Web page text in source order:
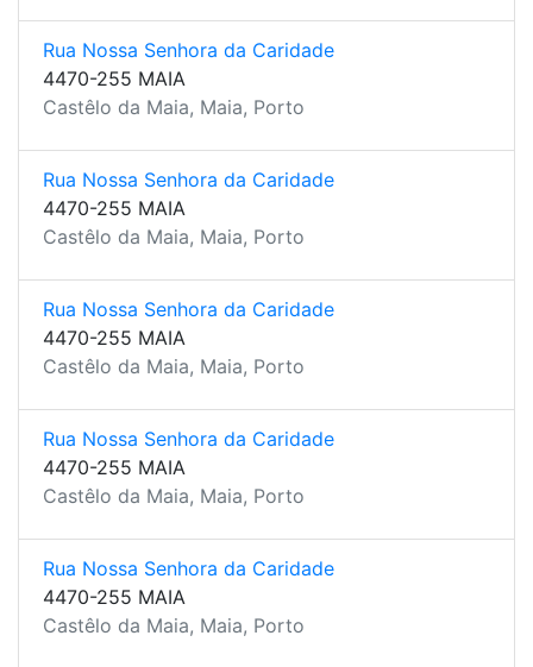
Rua Nossa Senhora da Caridade
4470-255 MAIA
Castêlo da Maia, Maia, Porto
Rua Nossa Senhora da Caridade
4470-255 MAIA
Castêlo da Maia, Maia, Porto
Rua Nossa Senhora da Caridade
4470-255 MAIA
Castêlo da Maia, Maia, Porto
Rua Nossa Senhora da Caridade
4470-255 MAIA
Castêlo da Maia, Maia, Porto
Rua Nossa Senhora da Caridade
4470-255 MAIA
Castêlo da Maia, Maia, Porto